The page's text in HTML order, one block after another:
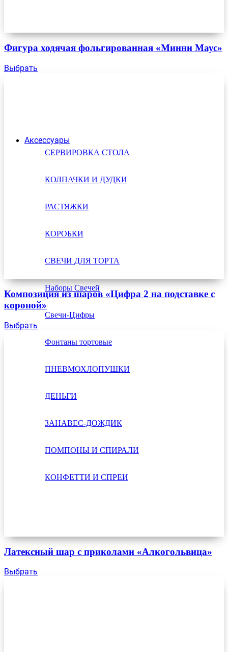
Аксессуары
СЕРВИРОВКА СТОЛА
КОЛПАЧКИ И ДУДКИ
РАСТЯЖКИ
КОРОБКИ
СВЕЧИ ДЛЯ ТОРТА
Наборы Свечей
Свечи-Цифры
Фонтаны тортовые
ПНЕВМОХЛОПУШКИ
ДЕНЬГИ
ЗАНАВЕС-ДОЖДИК
ПОМПОНЫ И СПИРАЛИ
КОНФЕТТИ И СПРЕИ
Фигура ходячая фольгированная «Минни Маус»
Выбрать
Композиция из шаров «Цифра 2 на подставке с
короной»
Выбрать
Латексный шар с приколами «Алкогольвица»
Выбрать